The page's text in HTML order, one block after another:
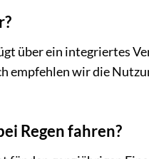
über ein integriertes
empfehlen wir die
Regen fahren?